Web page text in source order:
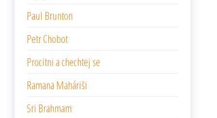
Paul Brunton
Petr Chobot
Procitni a chechtej se
Ramana Maháriši
Sri Brahmam